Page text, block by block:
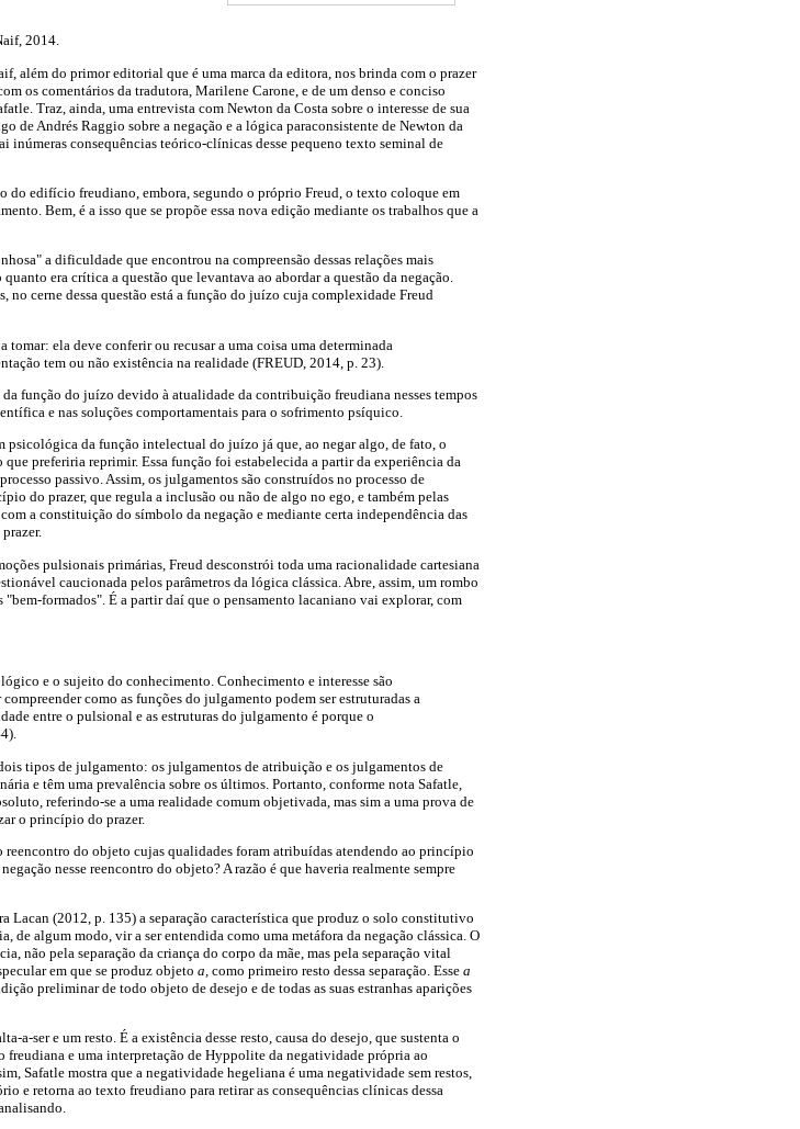
2014.
além do primor editorial que é uma marca da editora, nos brinda com o prazer
os comentários da tradutora, Marilene Carone, e de um denso e conciso
Traz, ainda, uma entrevista com Newton da Costa sobre o interesse de sua
de Andrés Raggio sobre a negação e a lógica paraconsistente de Newton da
consequências teórico-clínicas desse pequeno texto seminal de
do edifício freudiano, embora, segundo o próprio Freud, o texto coloque em
Bem, é a isso que se propõe essa nova edição mediante os trabalhos que a
a dificuldade que encontrou na compreensão dessas relações mais
era crítica a questão que levantava ao abordar a questão da negação.
no cerne dessa questão está a função do juízo cuja complexidade Freud
tomar: ela deve conferir ou recusar a uma coisa uma determinada
tem ou não existência na realidade (FREUD, 2014, p. 23).
função do juízo devido à atualidade da contribuição freudiana nesses tempos
e nas soluções comportamentais para o sofrimento psíquico.
psicológica da função intelectual do juízo já que, ao negar algo, de fato, o
preferiria reprimir. Essa função foi estabelecida a partir da experiência da
passivo. Assim, os julgamentos são construídos no processo de
do prazer, que regula a inclusão ou não de algo no ego, e também pelas
a constituição do símbolo da negação e mediante certa independência das
pulsionais primárias, Freud desconstrói toda uma racionalidade cartesiana
caucionada pelos parâmetros da lógica clássica. Abre, assim, um rombo
formados". É a partir daí que o pensamento lacaniano vai explorar, com
e o sujeito do conhecimento. Conhecimento e interesse são
como as funções do julgamento podem ser estruturadas a
entre o pulsional e as estruturas do julgamento é porque o
tipos de julgamento: os julgamentos de atribuição e os julgamentos de
e têm uma prevalência sobre os últimos. Portanto, conforme nota Safatle,
referindo-se a uma realidade comum objetivada, mas sim a uma prova de
o princípio do prazer.
do objeto cujas qualidades foram atribuídas atendendo ao princípio
nesse reencontro do objeto? A razão é que haveria realmente sempre
Lacan (2012, p. 135) a separação característica que produz o solo constitutivo
de algum modo, vir a ser entendida como uma metáfora da negação clássica. O
não pela separação da criança do corpo da mãe, mas pela separação vital
em que se produz objeto a, como primeiro resto dessa separação. Esse a
preliminar de todo objeto de desejo e de todas as suas estranhas aparições
ser e um resto. É a existência desse resto, causa do desejo, que sustenta o
freudiana e uma interpretação de Hyppolite da negatividade própria ao
Safatle mostra que a negatividade hegeliana é uma negatividade sem restos,
e retorna ao texto freudiano para retirar as consequências clínicas dessa